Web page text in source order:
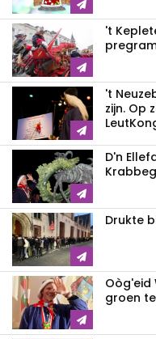
't
't
zijn. Op
D'n
Drukte
Oòg'eid
groen